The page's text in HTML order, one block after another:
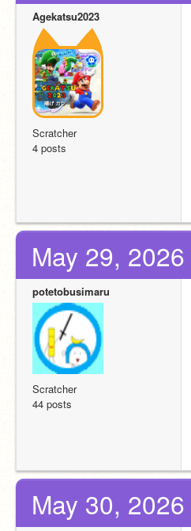
Agekatsu2023
Scratcher
4 posts
May 29,
potetobusimaru
Scratcher
44 posts
May 30,